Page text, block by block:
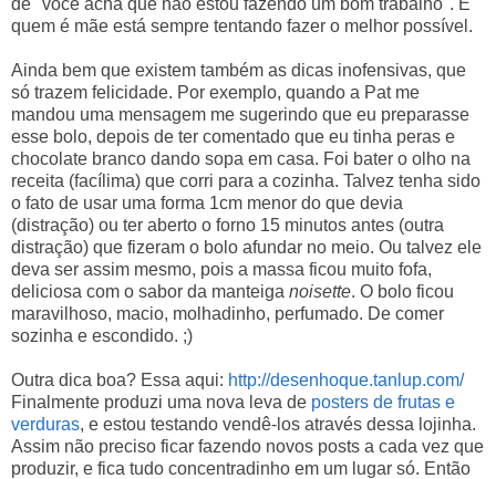
quem é mãe está sempre tentando fazer o melhor possível.
Ainda bem que existem também as dicas inofensivas, que
só trazem felicidade. Por exemplo, quando a Pat me
mandou uma mensagem me sugerindo que eu preparasse
esse bolo, depois de ter comentado que eu tinha peras e
chocolate branco dando sopa em casa. Foi bater o olho na
receita (facílima) que corri para a cozinha. Talvez tenha sido
o fato de usar uma forma 1cm menor do que devia
(distração) ou ter aberto o forno 15 minutos antes (outra
distração) que fizeram o bolo afundar no meio. Ou talvez ele
deva ser assim mesmo, pois a massa ficou muito fofa,
deliciosa com o sabor da manteiga noisette. O bolo ficou
maravilhoso, macio, molhadinho, perfumado. De comer
sozinha e escondido. ;)
Outra dica boa? Essa aqui: http://desenhoque.tanlup.com/
Finalmente produzi uma nova leva de posters de frutas e
verduras, e estou testando vendê-los através dessa lojinha.
Assim não preciso ficar fazendo novos posts a cada vez que
produzir, e fica tudo concentradinho em um lugar só. Então